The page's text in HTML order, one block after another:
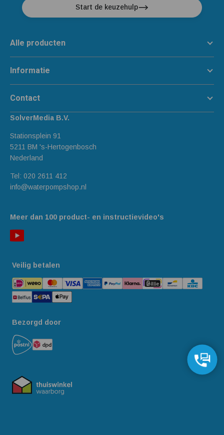
Start de keuzehulp
Meer dan 100 product- en instructievideo's
Alle producten
Informatie
Contact
SolverMedia B.V.
Stationsplein 91
5211 BM 's-Hertogenbosch
Nederland
Tel: 020 2611 412
info@waterpompshop.nl
Veilig betalen
Bezorgd door